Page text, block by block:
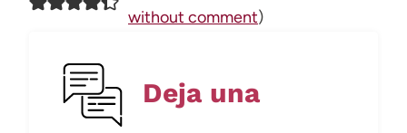
without comment)
Deja una